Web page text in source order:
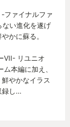
ファイナルファ
ない進化を遂げ
かに蘇る。
VII- リユニオ
本編に加え、
やかなイラス
録し…